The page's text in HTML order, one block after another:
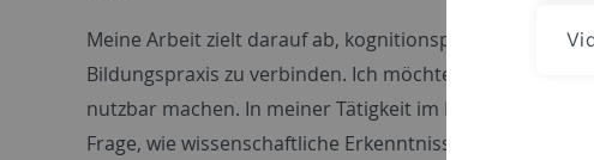
Meine Arbeit zielt darauf ab,
Bildungspraxis zu verbinden. Ich möchte
nutzbar machen. In meiner Tätigkeit im Bereich
Frage, wie wissenschaftliche Erkenntnisse zu